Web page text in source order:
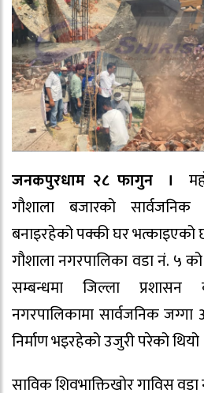
जनकपुरधाम २८ फागुन ।
गौशाला बजारको
बनाइरहेको पक्की घर भत्काइएको
गौशाला नगरपालिका वडा नं. ५
सम्बन्धमा जिल्ला प्रशासन
नगरपालिकामा सार्वजनिक
निर्माण भइरहेको उजुरी परेको थियो
साविक शिवभाक्तिखोर गाविस